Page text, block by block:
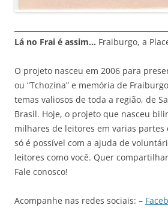
Lá no Frai é assim… Fraiburgo, a
O projeto nasceu em 2006 para
ou “Tchozina” e memória de
temas valiosos de toda a região, de
Brasil. Hoje, o projeto que nasceu
milhares de leitores em varias partes
só é possível com a ajuda de
leitores como você. Quer
Fale conosco!
Acompanhe nas redes sociais: –